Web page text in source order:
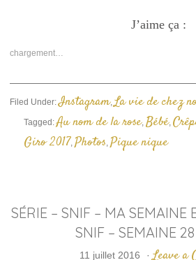
Facebook(ouvre
dans
dans
J’aime ça :
chargement…
Filed Under:Instagram,La vie de chez
Tagged:Au nom de la rose,Bébé,
Giro 2017,Photos,Pique nique
SÉRIE – SNIF – MA SEMAINE
SNIF – SEMAINE
11 juillet 2016 · Leave a